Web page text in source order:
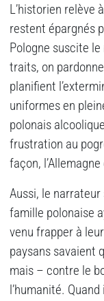
L’historien relève
restent épargnés
Pologne suscite
traits, on
planifient
uniformes en
polonais
frustration au
façon,
Aussi, le
famille polonaise
venu frapper à
paysans savaient
mais – contre le
l’humanité.